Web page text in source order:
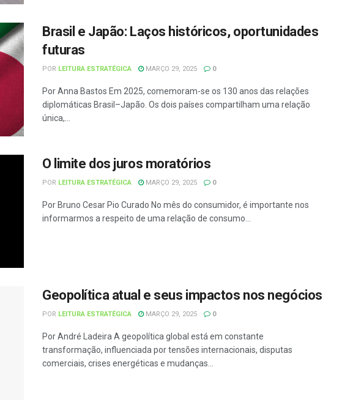
Brasil e Japão: Laços históricos, oportunidades
futuras
POR LEITURA ESTRATÉGICA MARÇO 29, 2025 0
Por Anna Bastos Em 2025, comemoram-se os 130 anos das relações
diplomáticas Brasil–Japão. Os dois países compartilham uma relação
única,...
O limite dos juros moratórios
POR LEITURA ESTRATÉGICA MARÇO 29, 2025 0
Por Bruno Cesar Pio Curado No mês do consumidor, é importante nos
informarmos a respeito de uma relação de consumo...
Geopolítica atual e seus impactos nos negócios
POR LEITURA ESTRATÉGICA MARÇO 29, 2025 0
Por André Ladeira A geopolítica global está em constante
transformação, influenciada por tensões internacionais, disputas
comerciais, crises energéticas e mudanças...